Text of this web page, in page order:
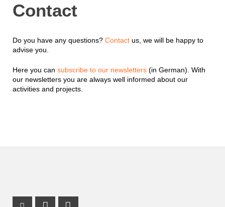
Contact
Do you have any questions? Contactus, we will be happy to
advise you.
Here you can subscribe to our newsletters(in German). With
our newsletters you are always well informed about our
activities and projects.